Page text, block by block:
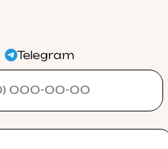
Telegram